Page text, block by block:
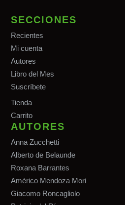
SECCIONES
Recientes
Mi cuenta
Autores
Libro del Mes
Suscríbete
Tienda
Carrito
AUTORES
Anna Zucchetti
Alberto de Belaunde
Roxana Barrantes
Américo Mendoza Mori
Giacomo Roncagliolo